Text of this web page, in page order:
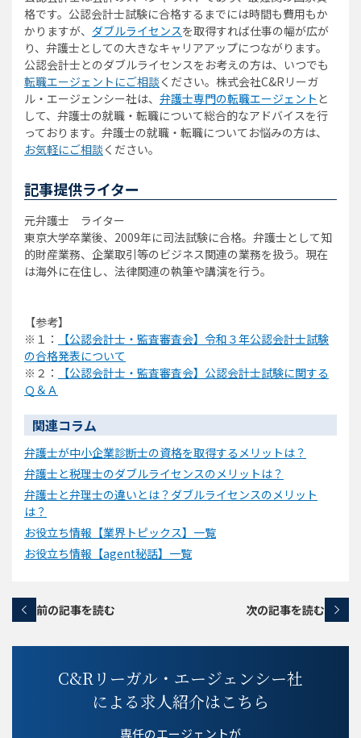
格です。公認会計士試験に合格するまでには時間も費用もか
かりますが、 ダブルライセンスを取得すれば仕事の幅が広が
り、弁護士としての大きなキャリアアップにつながります。
公認会計士とのダブルライセンスをお考えの方は、いつでも
転職エージェントにご相談 ください。株式会社C&Rリーガ
ル・エージェンシー社は、 弁護士専門の転職エージェント と
して、弁護士の就職・転職について総合的なアドバイスを行
っております。弁護士の就職・転職についてお悩みの方は、
お気軽にご相談 ください。
記事提供ライター
元弁護士 ライター
東京大学卒業後、2009年に司法試験に合格。弁護士として知
的財産業務、企業取引等のビジネス関連の業務を扱う。現在
は海外に在住し、法律関連の執筆や講演を行う。
【参考】
※１：
【公認会計士・監査審査会】令和３年公認会計士試験
の合格発表について
※２：
【公認会計士・監査審査会】公認会計士試験に関する
Ｑ＆Ａ
関連コラム
弁護士が中小企業診断士の資格を取得するメリットは？
弁護士と税理士のダブルライセンスのメリットは？
弁護士と弁理士の違いとは？ダブルライセンスのメリット
は？
お役立ち情報【業界トピックス】一覧
お役立ち情報【agent秘話】一覧
前の記事を読む 次の記事を読む
C&Rリーガル・エージェンシー社
による求人紹介はこちら
専任のエージェントが